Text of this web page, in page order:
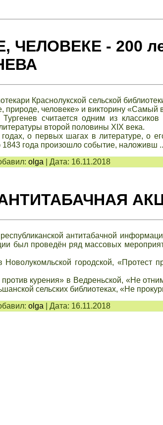
- 200
Краснолукской сельской
человеке» и викторину «Самый
считается одним из
второй половины XIX века.
о первых шагах в литературе, о
года произошло событие, наложивш
olga Дата: 16.11.2018
антитабачной
был проведён ряд массовых
городской, «Протест
курения» в Ведреньской, «Не
сельских библиотеках, «Не
olga Дата: 16.11.2018